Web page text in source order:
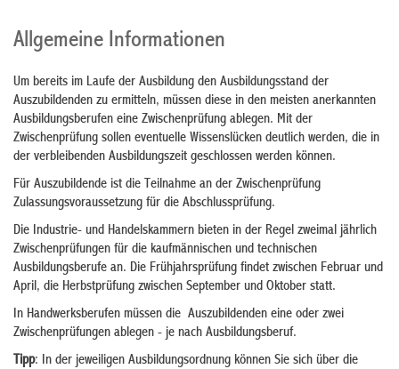
Allgemeine Informationen
Um bereits im Laufe der Ausbildung den Ausbildungsstand der
Auszubildenden zu ermitteln, müssen diese in den meisten anerkannten
Ausbildungsberufen eine Zwischenprüfung ablegen. Mit der
Zwischenprüfung sollen eventuelle Wissenslücken deutlich werden, die in
der verbleibenden Ausbildungszeit geschlossen werden können.
Für Auszubildende ist die Teilnahme an der Zwischenprüfung
Zulassungsvoraussetzung für die Abschlussprüfung.
Die Industrie- und Handelskammern bieten in der Regel zweimal jährlich
Zwischenprüfungen für die kaufmännischen und technischen
Ausbildungsberufe an. Die Frühjahrsprüfung findet zwischen Februar und
April, die Herbstprüfung zwischen September und Oktober statt.
In Handwerksberufen müssen die Auszubildenden eine oder zwei
Zwischenprüfungen ablegen - je nach Ausbildungsberuf.
Tipp: In der jeweiligen Ausbildungsordnung können Sie sich über die